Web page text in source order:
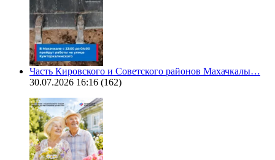
Часть Кировского и Советского районов Махачкалы…
30.07.2026 16:16 (162)